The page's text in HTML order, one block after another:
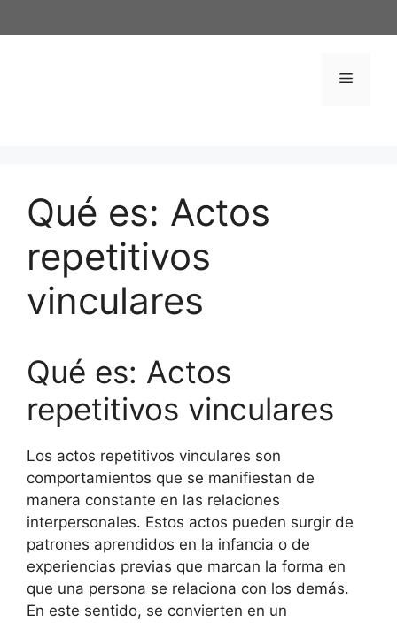
al
Menú
Qué es: Actos
repetitivos
vinculares
Qué es: Actos
repetitivos vinculares
Los actos repetitivos vinculares son
comportamientos que se manifiestan de
manera constante en las relaciones
interpersonales. Estos actos pueden surgir de
patrones aprendidos en la infancia o de
experiencias previas que marcan la forma en
que una persona se relaciona con los demás.
En este sentido, se convierten en un